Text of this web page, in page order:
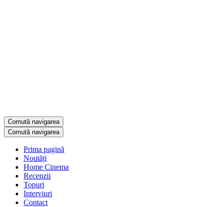
Comută navigarea
Comută navigarea
Prima pagină
Noutăți
Home Cinema
Recenzii
Topuri
Interviuri
Contact